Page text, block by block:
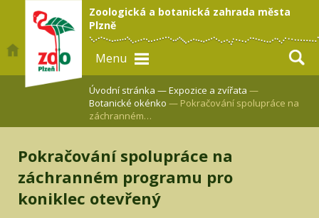
Zoologická a botanická zahrada města
Plzně
Menu
Úvodní stránka —Expozice a zvířata —
Botanické okénko — Pokračování spolupráce na
záchranném…
Pokračování spolupráce na
záchranném programu pro
koniklec otevřený